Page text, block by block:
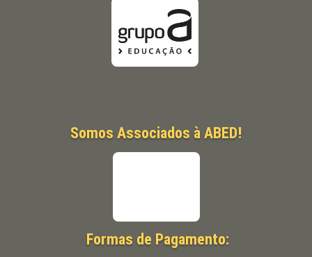
Somos Associados à ABED!
Formas de Pagamento: